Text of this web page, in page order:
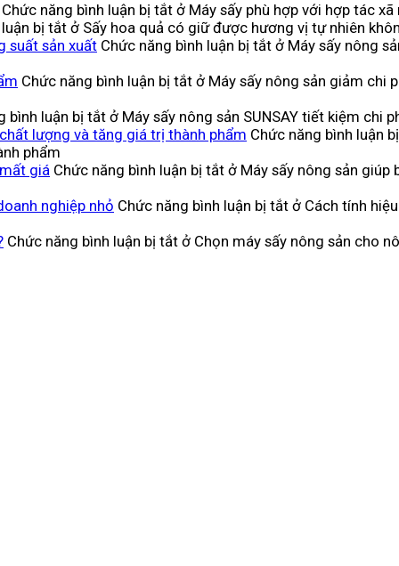
Chức năng bình luận bị tắt ở Máy sấy phù hợp với hợp tác
bị tắtở Sấy hoa quả có giữ được hương vị tự nhiên
suất sản xuất Chức năng bình luận bị tắt ở Máy sấy nông
Chức năng bình luận bị tắt ở Máy sấy nông sản giảm chi
bình luận bị tắt ở Máy sấy nông sản SUNSAY tiết kiệm chi
lượng và tăng giá trị thành phẩm Chức năng bình luận
phẩm
giá Chức năng bình luận bị tắt ở Máy sấy nông sản giúp
nghiệp nhỏ Chức năng bình luận bị tắt ở Cách tính
Chức năng bình luận bị tắt ở Chọn máy sấy nông sản cho